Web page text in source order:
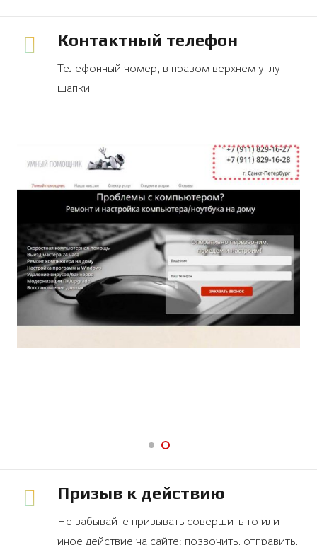
Контактный телефон
Телефонный номер, в правом верхнем углу
шапки
Призыв к действию
Не забывайте призывать совершить то или
иное действие на сайте: позвонить, отправить,